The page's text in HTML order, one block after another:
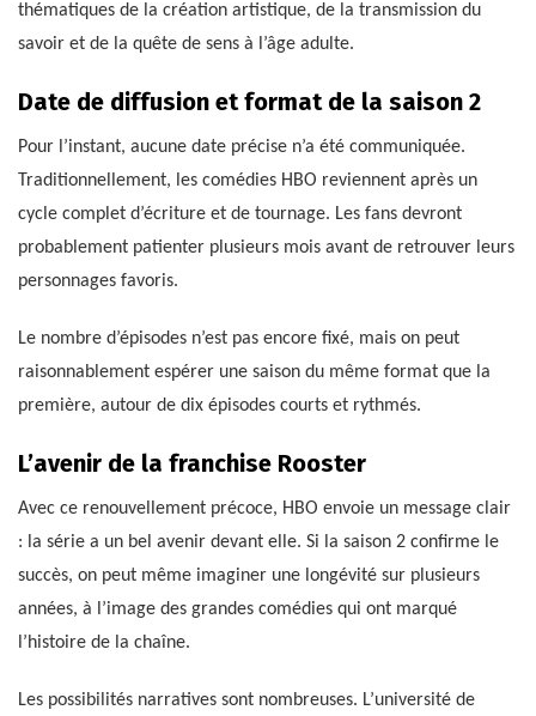
thématiques de la création artistique, de la transmission du
savoir et de la quête de sens à l’âge adulte.
Date de diffusion et format de la saison 2
Pour l’instant, aucune date précise n’a été communiquée.
Traditionnellement, les comédies HBO reviennent après un
cycle complet d’écriture et de tournage. Les fans devront
probablement patienter plusieurs mois avant de retrouver leurs
personnages favoris.
Le nombre d’épisodes n’est pas encore fixé, mais on peut
raisonnablement espérer une saison du même format que la
première, autour de dix épisodes courts et rythmés.
L’avenir de la franchise Rooster
Avec ce renouvellement précoce, HBO envoie un message clair
: la série a un bel avenir devant elle. Si la saison 2 confirme le
succès, on peut même imaginer une longévité sur plusieurs
années, à l’image des grandes comédies qui ont marqué
l’histoire de la chaîne.
Les possibilités narratives sont nombreuses. L’université de